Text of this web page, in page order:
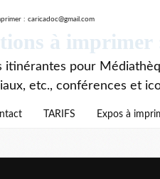
à imprimer
itinérantes pour
etc., conférences et
TARIFS Expos à